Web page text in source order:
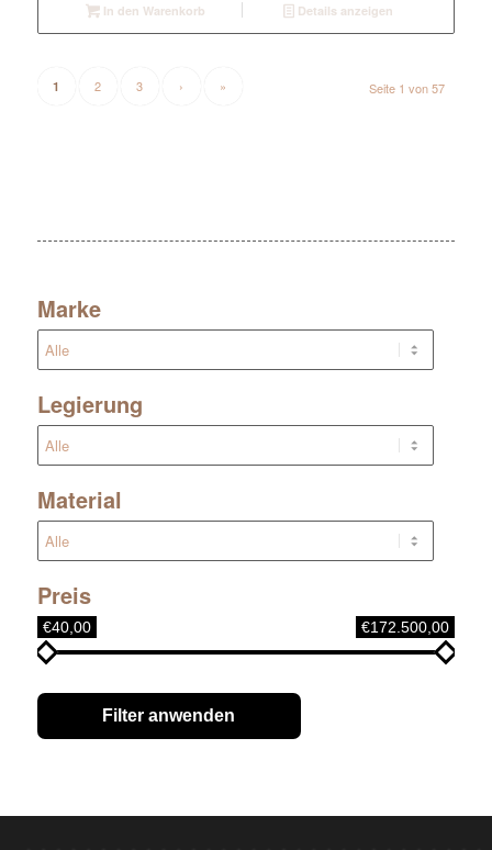
In den Warenkorb Details anzeigen
Seite 1 von 57
1 2 3 › »
Marke
Legierung
Material
Preis
€40,00 €172.500,00
Filter anwenden